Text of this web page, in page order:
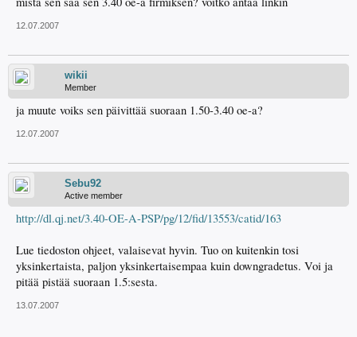
12.07.2007
wikii
Member
ja muute voiks sen päivittää suoraan 1.50-3.40 oe-a?
12.07.2007
Sebu92
Active member
http://dl.qj.net/3.40-OE-A-PSP/pg/12/fid/13553/catid/163
Lue tiedoston ohjeet, valaisevat hyvin. Tuo on kuitenkin tosi
yksinkertaista, paljon yksinkertaisempaa kuin downgradetus. Voi ja
pitää pistää suoraan 1.5:sesta.
13.07.2007